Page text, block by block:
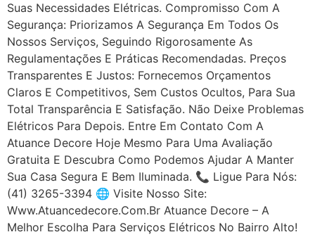
Suas Necessidades Elétricas. Compromisso Com A
Segurança: Priorizamos A Segurança Em Todos Os
Nossos Serviços, Seguindo Rigorosamente As
Regulamentações E Práticas Recomendadas. Preços
Transparentes E Justos: Fornecemos Orçamentos
Claros E Competitivos, Sem Custos Ocultos, Para Sua
Total Transparência E Satisfação. Não Deixe Problemas
Elétricos Para Depois. Entre Em Contato Com A
Atuance Decore Hoje Mesmo Para Uma Avaliação
Gratuita E Descubra Como Podemos Ajudar A Manter
Sua Casa Segura E Bem Iluminada. 📞 Ligue Para Nós:
(41) 3265-3394 🌐 Visite Nosso Site:
Www.atuancedecore.com.br Atuance Decore – A
Melhor Escolha Para Serviços Elétricos No Bairro Alto!